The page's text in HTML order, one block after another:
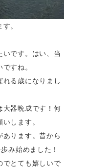
。
です。はい、当
すね。
る歳になりまし
大器晩成です！何
します。
ります。昔から
み始めました！
でとても嬉しいで